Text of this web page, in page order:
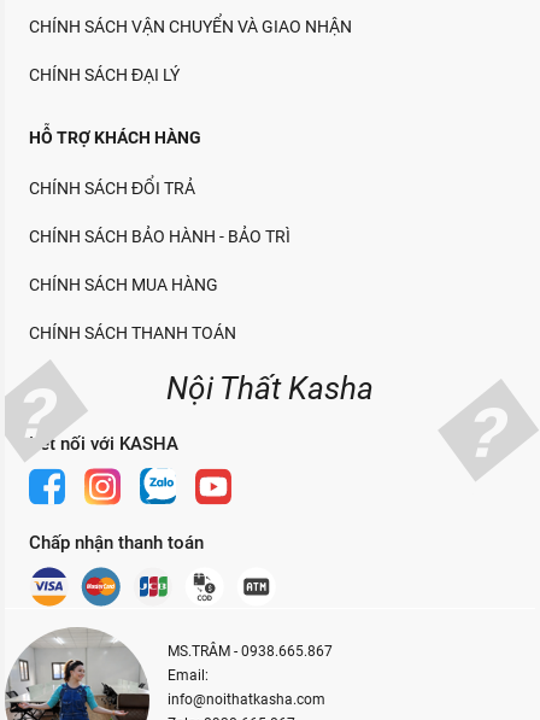
CHÍNH SÁCH VẬN CHUYỂN VÀ GIAO NHẬN
CHÍNH SÁCH ĐẠI LÝ
HỖ TRỢ KHÁCH HÀNG
CHÍNH SÁCH ĐỔI TRẢ
CHÍNH SÁCH BẢO HÀNH - BẢO TRÌ
CHÍNH SÁCH MUA HÀNG
CHÍNH SÁCH THANH TOÁN
Nội Thất Kasha
Kết nối với KASHA
Chấp nhận thanh toán
MS.TRÂM - 0938.665.867
Email:
info@noithatkasha.com